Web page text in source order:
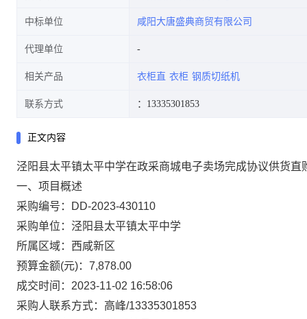
中标单位 咸阳大唐盛典商贸有限公司
代理单位
相关产品 衣柜直 衣柜 钢质切纸机
联系方式 ：13335301853
正文内容
泾阳县太平镇太平中学在政采商城电子卖场完成协议供货直
一、项目概述
采购编号：DD-2023-430110
采购单位：泾阳县太平镇太平中学
所属区域：西咸新区
预算金额(元)：7,878.00
成交时间：2023-11-02 16:58:06
采购人联系方式：高峰/13335301853